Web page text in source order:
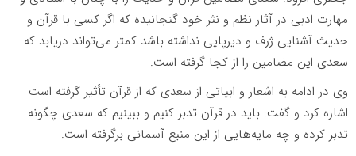
مهارت ادبی در آثار نظم و نثر خود گنجانیده که اگر کسی با قرآن و
حدیث آشنایی ژرف و دیرپایی نداشته باشد کمتر می‌تواند دریابد که
سعدی این مضامین را از کجا گرفته است.
وی در ادامه به اشعار و ابیاتی از سعدی که از قرآن تأثیر گرفته است
اشاره کرد و گفت: باید در قرآن تدبر کنیم و ببینیم که سعدی چگونه
تدبر کرده و چه مایه‌هایی از این منبع آسمانی برگرفته است.